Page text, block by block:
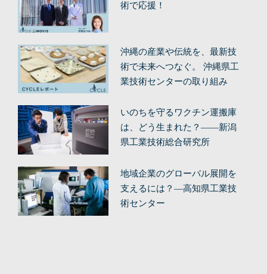
術で応援！
沖縄の産業や伝統を、最新技
術で未来へつなぐ。 沖縄県工
業技術センターの取り組み
いのちを守るワクチン運搬庫
は、どう生まれた？——新潟
県工業技術総合研究所
地域企業のグローバル展開を
支えるには？—高知県工業技
術センター